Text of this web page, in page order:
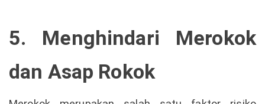
5. Menghindari Merokok
dan Asap Rokok